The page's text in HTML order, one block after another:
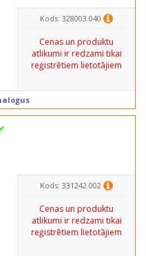
Kods: 328003.040
Cenas un produktu
atlikumi ir redzami tikai
reģistrētiem lietotājiem
Kods: 331242.002
Cenas un produktu
atlikumi ir redzami tikai
reģistrētiem lietotājiem